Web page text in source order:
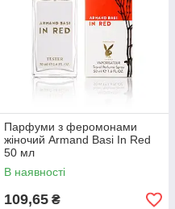
Парфуми з феромонами
жіночий Armand Basi In Red
50 мл
В наявності
109,65 ₴